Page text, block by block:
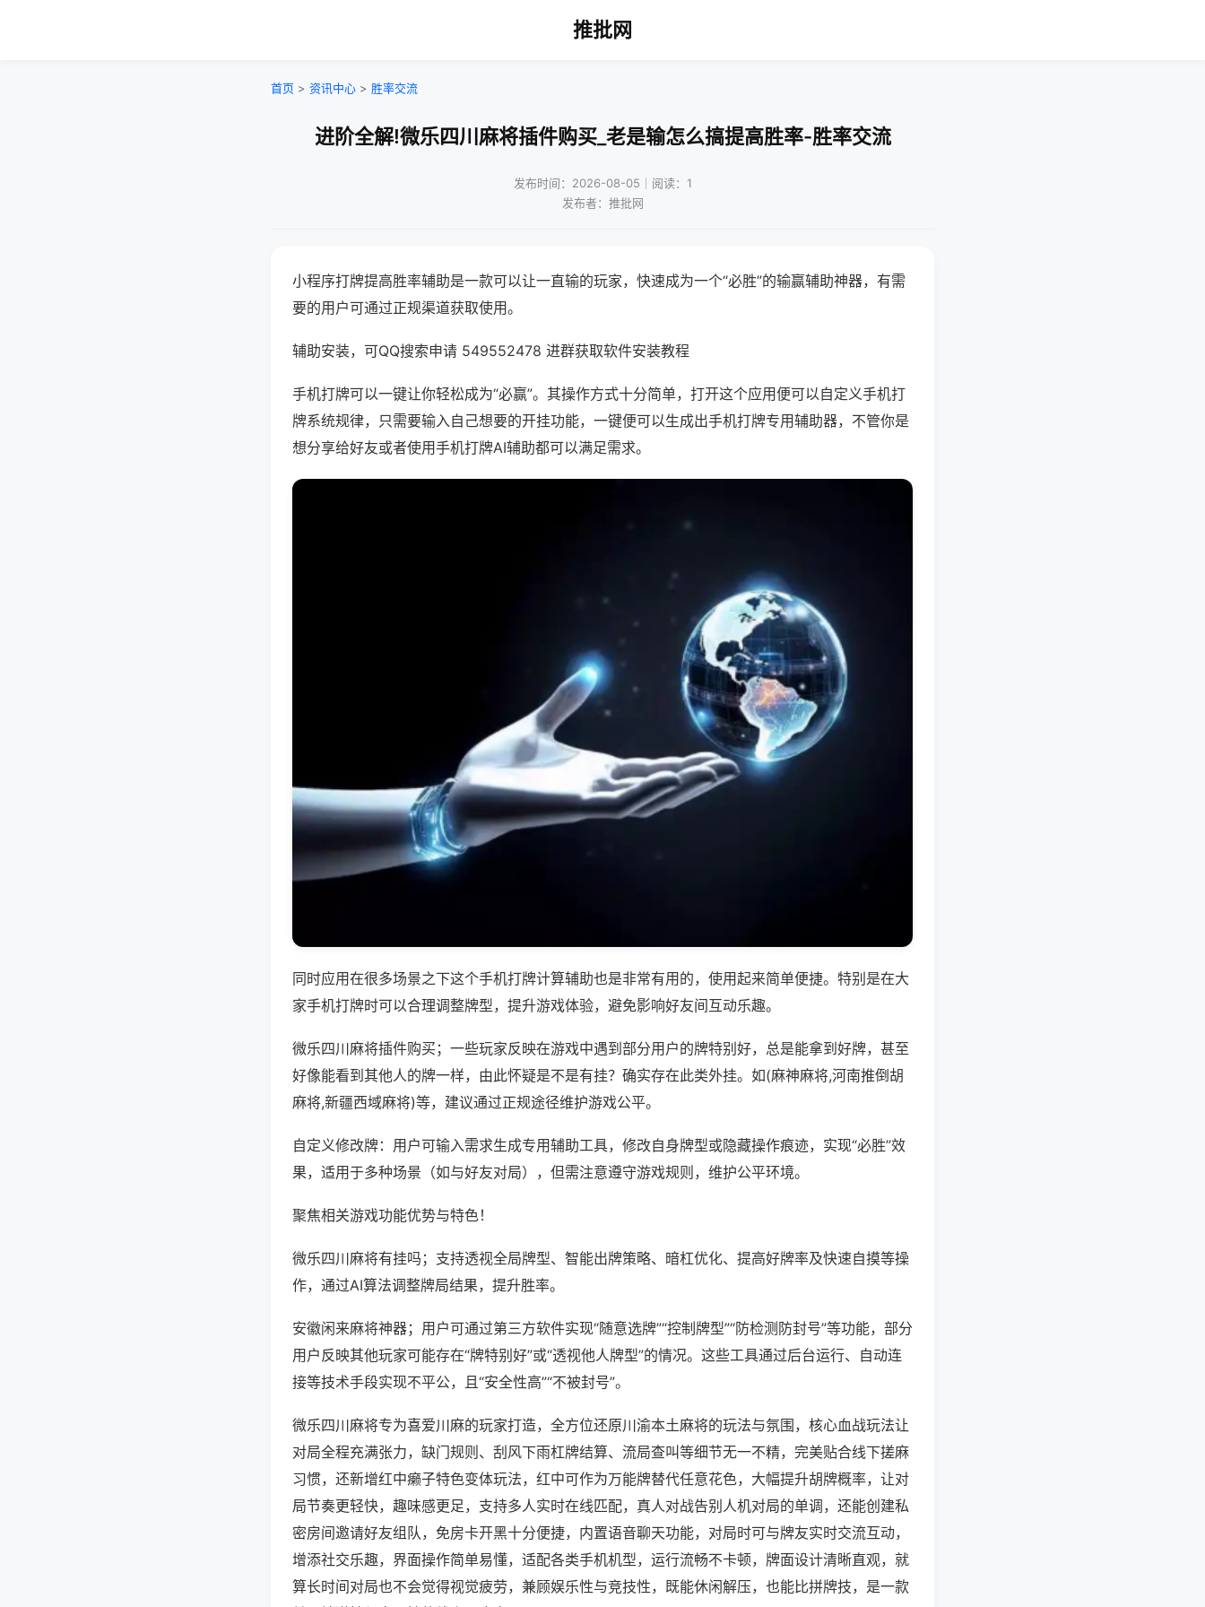
推批网
首页 > 资讯中心 > 胜率交流
进阶全解!微乐四川麻将插件购买_老是输怎么搞提高胜率-胜率交流
发布时间：2026-08-05｜阅读：1
发布者：推批网
小程序打牌提高胜率辅助是一款可以让一直输的玩家，快速成为一个“必胜”的输赢辅助神器，有需
要的用户可通过正规渠道获取使用。
辅助安装，可QQ搜索申请 549552478 进群获取软件安装教程
手机打牌可以一键让你轻松成为“必赢”。其操作方式十分简单，打开这个应用便可以自定义手机打
牌系统规律，只需要输入自己想要的开挂功能，一键便可以生成出手机打牌专用辅助器，不管你是
想分享给好友或者使用手机打牌AI辅助都可以满足需求。
同时应用在很多场景之下这个手机打牌计算辅助也是非常有用的，使用起来简单便捷。特别是在大
家手机打牌时可以合理调整牌型，提升游戏体验，避免影响好友间互动乐趣。
微乐四川麻将插件购买；一些玩家反映在游戏中遇到部分用户的牌特别好，总是能拿到好牌，甚至
好像能看到其他人的牌一样，由此怀疑是不是有挂？确实存在此类外挂。如(麻神麻将,河南推倒胡
麻将,新疆西域麻将)等，建议通过正规途径维护游戏公平。
自定义修改牌：用户可输入需求生成专用辅助工具，修改自身牌型或隐藏操作痕迹，实现“必胜”效
果，适用于多种场景（如与好友对局），但需注意遵守游戏规则，维护公平环境。
聚焦相关游戏功能优势与特色！
微乐四川麻将有挂吗；支持透视全局牌型、智能出牌策略、暗杠优化、提高好牌率及快速自摸等操
作，通过AI算法调整牌局结果，提升胜率。
安徽闲来麻将神器；用户可通过第三方软件实现“随意选牌”“控制牌型”“防检测防封号”等功能，部分
用户反映其他玩家可能存在“牌特别好”或“透视他人牌型”的情况。这些工具通过后台运行、自动连
接等技术手段实现不平公，且“安全性高”“不被封号”。
微乐四川麻将专为喜爱川麻的玩家打造，全方位还原川渝本土麻将的玩法与氛围，核心血战玩法让
对局全程充满张力，缺门规则、刮风下雨杠牌结算、流局查叫等细节无一不精，完美贴合线下搓麻
习惯，还新增红中癞子特色变体玩法，红中可作为万能牌替代任意花色，大幅提升胡牌概率，让对
局节奏更轻快，趣味感更足，支持多人实时在线匹配，真人对战告别人机对局的单调，还能创建私
密房间邀请好友组队，免房卡开黑十分便捷，内置语音聊天功能，对局时可与牌友实时交流互动，
增添社交乐趣，界面操作简单易懂，适配各类手机机型，运行流畅不卡顿，牌面设计清晰直观，就
算长时间对局也不会觉得视觉疲劳，兼顾娱乐性与竞技性，既能休闲解压，也能比拼牌技，是一款